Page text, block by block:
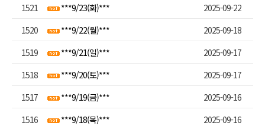
1521
***9/23(화)***
2025-09-22
1520
***9/22(월)***
2025-09-18
1519
***9/21(일)***
2025-09-17
1518
***9/20(토)***
2025-09-17
1517
***9/19(금)***
2025-09-16
1516
***9/18(목)***
2025-09-16